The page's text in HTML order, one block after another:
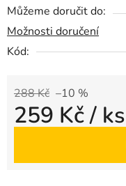
Můžeme doručit do:
Možnosti doručení
Kód:
288 Kč –10 %
259 Kč/ ks